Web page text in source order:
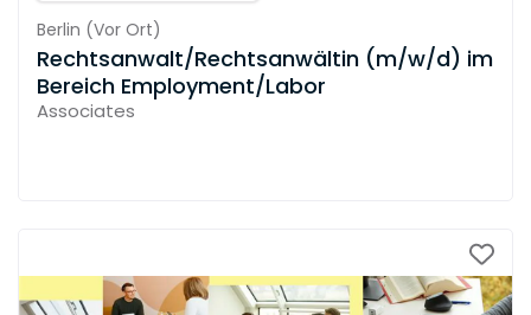
Berlin (Vor Ort)
Rechtsanwalt/Rechtsanwältin (m/w/d) im
Bereich Employment/Labor
Associates